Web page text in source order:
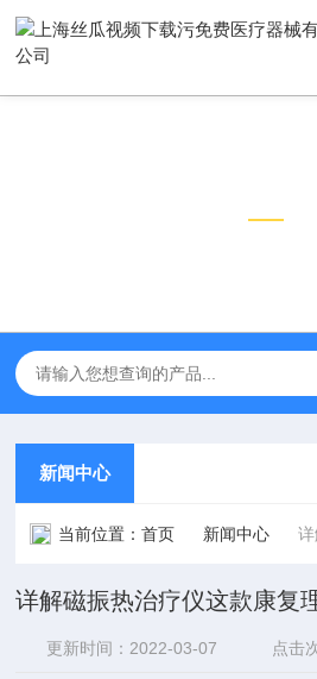
新闻中心
当前位置：首页 新闻中心 详
详解磁振热治疗仪这款康复
更新时间：2022-03-07 点击次